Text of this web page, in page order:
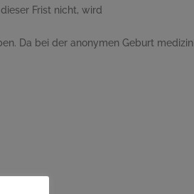
Frist nicht, wird
Da bei der anonymen Geburt